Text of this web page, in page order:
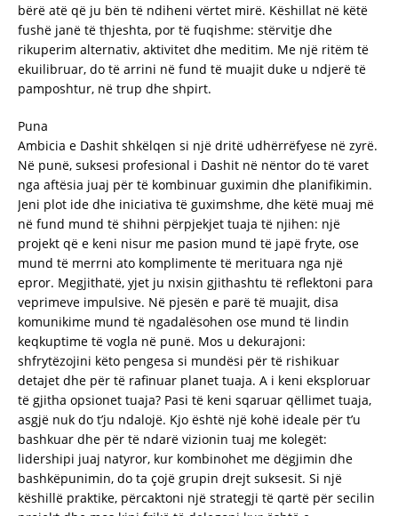
bërë atë që ju bën të ndiheni vërtet mirë. Këshillat në këtë
fushë janë të thjeshta, por të fuqishme: stërvitje dhe
rikuperim alternativ, aktivitet dhe meditim. Me një ritëm të
ekuilibruar, do të arrini në fund të muajit duke u ndjerë të
pamposhtur, në trup dhe shpirt.
Puna
Ambicia e Dashit shkëlqen si një dritë udhërrëfyese në zyrë.
Në punë, suksesi profesional i Dashit në nëntor do të varet
nga aftësia juaj për të kombinuar guximin dhe planifikimin.
Jeni plot ide dhe iniciativa të guximshme, dhe këtë muaj më
në fund mund të shihni përpjekjet tuaja të njihen: një
projekt që e keni nisur me pasion mund të japë fryte, ose
mund të merrni ato komplimente të merituara nga një
epror. Megjithatë, yjet ju nxisin gjithashtu të reflektoni para
veprimeve impulsive. Në pjesën e parë të muajit, disa
komunikime mund të ngadalësohen ose mund të lindin
keqkuptime të vogla në punë. Mos u dekurajoni:
shfrytëzojini këto pengesa si mundësi për të rishikuar
detajet dhe për të rafinuar planet tuaja. A i keni eksploruar
të gjitha opsionet tuaja? Pasi të keni sqaruar qëllimet tuaja,
asgjë nuk do t’ju ndalojë. Kjo është një kohë ideale për t’u
bashkuar dhe për të ndarë vizionin tuaj me kolegët:
lidershipi juaj natyror, kur kombinohet me dëgjimin dhe
bashkëpunimin, do ta çojë grupin drejt suksesit. Si një
këshillë praktike, përcaktoni një strategji të qartë për secilin